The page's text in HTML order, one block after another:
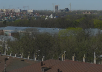
Образование
Общество
Погода
Праздники
Происшествия